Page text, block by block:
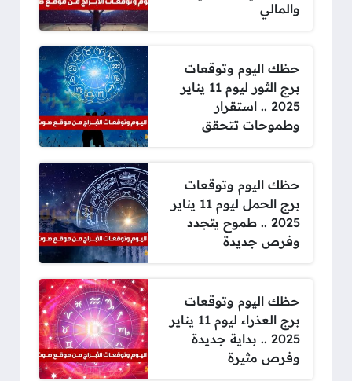
والمالي
حظك اليوم وتوقعات
برج الثور ليوم 11 يناير
2025 .. استقرار
وطموحات تتحقق
حظك اليوم وتوقعات
برج الحمل ليوم 11 يناير
2025 .. طموح يتجدد
وفرص جديدة
حظك اليوم وتوقعات
برج العذراء ليوم 11 يناير
2025 .. بداية جديدة
وفرص مثيرة